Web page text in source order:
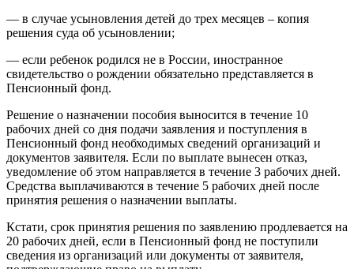
— в случае усыновления детей до трех месяцев – копия
решения суда об усыновлении;
— если ребенок родился не в России, иностранное
свидетельство о рождении обязательно представляется в
Пенсионный фонд.
Решение о назначении пособия выносится в течение 10
рабочих дней со дня подачи заявления и поступления в
Пенсионный фонд необходимых сведений организаций и
документов заявителя. Если по выплате вынесен отказ,
уведомление об этом направляется в течение 3 рабочих дней.
Средства выплачиваются в течение 5 рабочих дней после
принятия решения о назначении выплаты.
Кстати, срок принятия решения по заявлению продлевается на
20 рабочих дней, если в Пенсионный фонд не поступили
сведения из организаций или документы от заявителя,